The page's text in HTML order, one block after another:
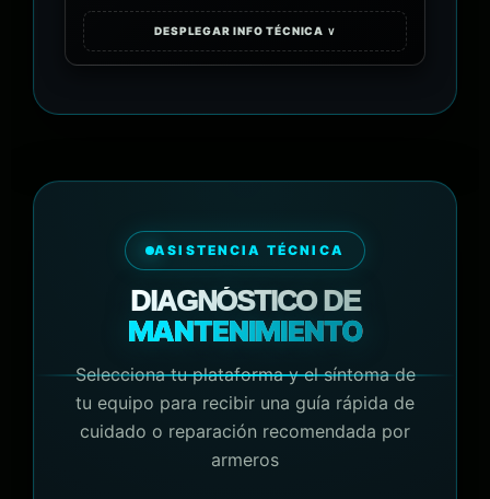
DESPLEGAR INFO TÉCNICA ∨
ASISTENCIA TÉCNICA
DIAGNÓSTICO DE
MANTENIMIENTO
Selecciona tu plataforma y el síntoma de
tu equipo para recibir una guía rápida de
cuidado o reparación recomendada por
armeros